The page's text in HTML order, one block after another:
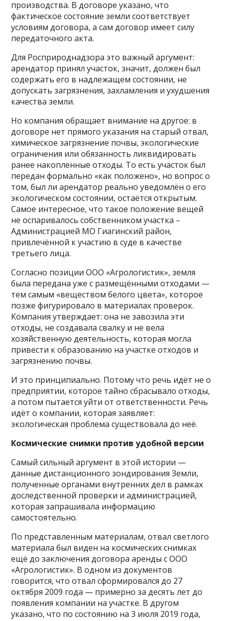
производства. В договоре указано, что
фактическое состояние земли соответствует
условиям договора, а сам договор имеет силу
передаточного акта.
Для Росприроднадзора это важный аргумент:
арендатор принял участок, значит, должен был
содержать его в надлежащем состоянии, не
допускать загрязнения, захламления и ухудшения
качества земли.
Но компания обращает внимание на другое: в
договоре нет прямого указания на старый отвал,
химическое загрязнение почвы, экологические
ограничения или обязанность ликвидировать
ранее накопленные отходы. То есть участок был
передан формально «как положено», но вопрос о
том, был ли арендатор реально уведомлён о его
экологическом состоянии, остаётся открытым.
Самое интересное, что такое положение вещей
не оспаривалось собственником участка –
Администрацией МО Гиагинский район,
привлечённой к участию в суде в качестве
третьего лица.
Согласно позиции ООО «Агрологистик», земля
была передана уже с размещёнными отходами —
тем самым «веществом белого цвета», которое
позже фигурировало в материалах проверок.
Компания утверждает: она не завозила эти
отходы, не создавала свалку и не вела
хозяйственную деятельность, которая могла
привести к образованию на участке отходов и
загрязнению почвы.
И это принципиально. Потому что речь идёт не о
предприятии, которое тайно сбрасывало отходы,
а потом пытается уйти от ответственности. Речь
идёт о компании, которая заявляет:
экологическая проблема существовала до неё.
Космические снимки против удобной версии
Самый сильный аргумент в этой истории —
данные дистанционного зондирования Земли,
полученные органами внутренних дел в рамках
доследственной проверки и администрацией,
которая запрашивала информацию
самостоятельно.
По представленным материалам, отвал светлого
материала был виден на космических снимках
ещё до заключения договора аренды с ООО
«Агрологистик». В одном из документов
говорится, что отвал сформировался до 27
октября 2009 года — примерно за десять лет до
появления компании на участке. В другом
указано, что по состоянию на 3 июля 2019 года,